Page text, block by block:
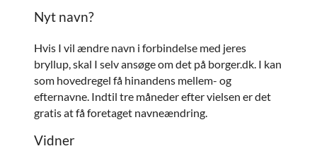
Nyt navn?
Hvis I vil ændre navn i forbindelse med jeres
bryllup, skal I selv ansøge om det på borger.dk. I kan
som hovedregel få hinandens mellem- og
efternavne. Indtil tre måneder efter vielsen er det
gratis at få foretaget navneændring.
Vidner